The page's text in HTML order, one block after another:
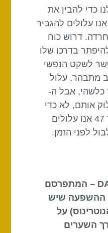
כדי להבין את
עלולים להגביר
דרוש כוח
בדרכו שלו
לשקט הנפשי
מתבהר, עלול
כלשהי, אבל ה-
אותם, לא כדי
לפעול על פיהם. בלי שער 47 אנו עלולים
לפני הזמן.
“הנוף היומי” DAILY VIEW – המתפרסם
ההשפעה שיש
הנוטרינוס) על
השערים